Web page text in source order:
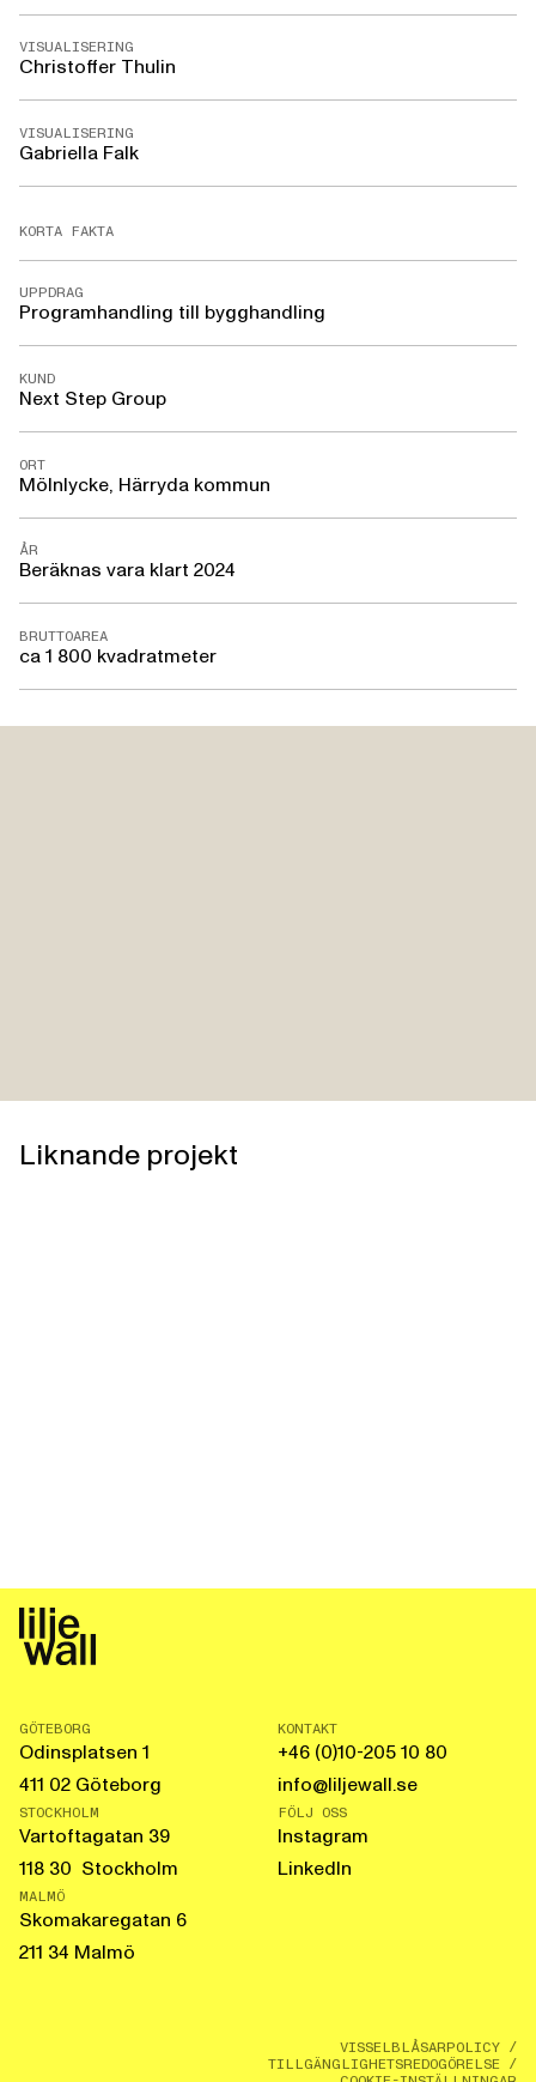
VISUALISERING
Christoffer Thulin
VISUALISERING
Gabriella Falk
KORTA FAKTA
UPPDRAG
Programhandling till bygghandling
KUND
Next Step Group
ORT
Mölnlycke, Härryda kommun
ÅR
Beräknas vara klart 2024
BRUTTOAREA
ca 1 800 kvadratmeter
Liknande projekt
GÖTEBORG
Odinsplatsen 1
411 02 Göteborg
STOCKHOLM
Vartoftagatan 39
118 30 Stockholm
MALMÖ
Skomakaregatan 6
211 34 Malmö
KONTAKT
+46 (0)10-205 10 80
info@liljewall.se
FÖLJ OSS
Instagram
LinkedIn
VISSELBLÅSARPOLICY
/
TILLGÄNGLIGHETSREDOGÖRELSE
/